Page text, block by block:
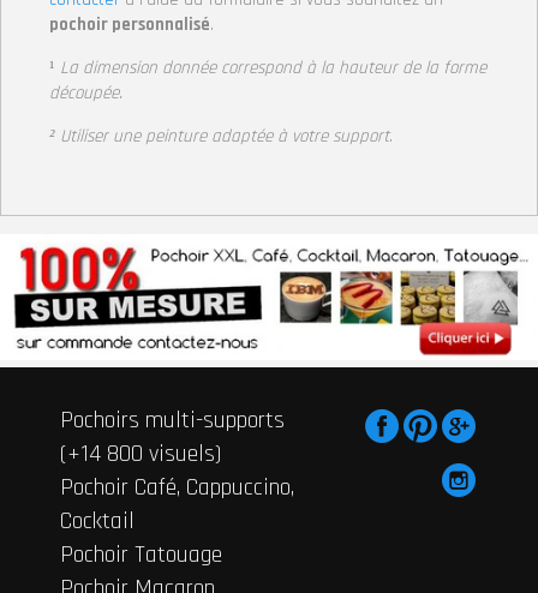
pochoir personnalisé.
¹ La dimension donnée correspond à la hauteur de la forme
découpée.
² Utiliser une peinture adaptée à votre support.
Pochoirs multi-supports
(+14 800 visuels)
Pochoir Café, Cappuccino,
Cocktail
Pochoir Tatouage